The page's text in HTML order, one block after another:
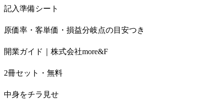
記入準備シート
原価率・客単価・損益分岐点の目安つき
開業ガイド｜株式会社more&F
2冊セット・無料
中身をチラ見せ